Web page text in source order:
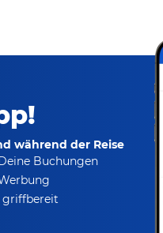
während der Reise
Buchungen
griffbereit